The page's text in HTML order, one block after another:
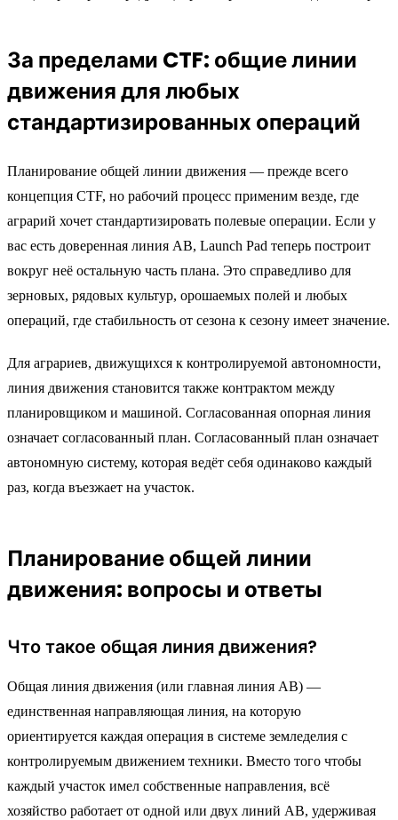
За пределами CTF: общие линии
движения для любых
стандартизированных операций
Планирование общей линии движения — прежде всего
концепция CTF, но рабочий процесс применим везде, где
аграрий хочет стандартизировать полевые операции. Если у
вас есть доверенная линия AB, Launch Pad теперь построит
вокруг неё остальную часть плана. Это справедливо для
зерновых, рядовых культур, орошаемых полей и любых
операций, где стабильность от сезона к сезону имеет значение.
Для аграриев, движущихся к контролируемой автономности,
линия движения становится также контрактом между
планировщиком и машиной. Согласованная опорная линия
означает согласованный план. Согласованный план означает
автономную систему, которая ведёт себя одинаково каждый
раз, когда въезжает на участок.
Планирование общей линии
движения: вопросы и ответы
Что такое общая линия движения?
Общая линия движения (или главная линия AB) —
единственная направляющая линия, на которую
ориентируется каждая операция в системе земледелия с
контролируемым движением техники. Вместо того чтобы
каждый участок имел собственные направления, всё
хозяйство работает от одной или двух линий AB, удерживая